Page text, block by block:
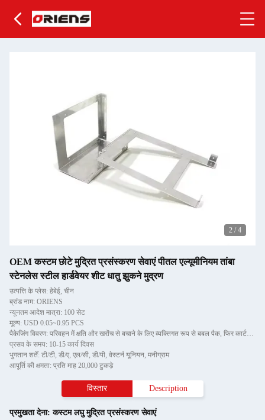
2 / 4
OEM कस्टम छोटे मुद्रित प्रसंस्करण सेवाएं पीतल एल्यूमीनियम तांबा
स्टेनलेस स्टील हार्डवेयर शीट धातु झुकने मुद्रण
उत्पत्ति के प्लेस: हेबेई, चीन
ब्रांड नाम: ORIENS
न्यूनतम आदेश मात्रा: 100 सेट
मूल्य: USD 0.05~0.95 PCS
पैकेजिंग विवरण: परिवहन में क्षति और खरोंच से बचाने के लिए व्यक्तिगत रूप से बबल पैक, फिर कार्टन में
प्रसव के समय: 10-15 कार्य दिवस
भुगतान शर्तें: टी/टी, डी/ए, एल/सी, डी/पी, वेस्टर्न यूनियन, मनीग्राम
आपूर्ति की क्षमता: प्रति माह 20,000 टुकड़े
विस्तार Description
प्रमुखता देना:कस्टम लघु मुद्रित प्रसंस्करण सेवाएं